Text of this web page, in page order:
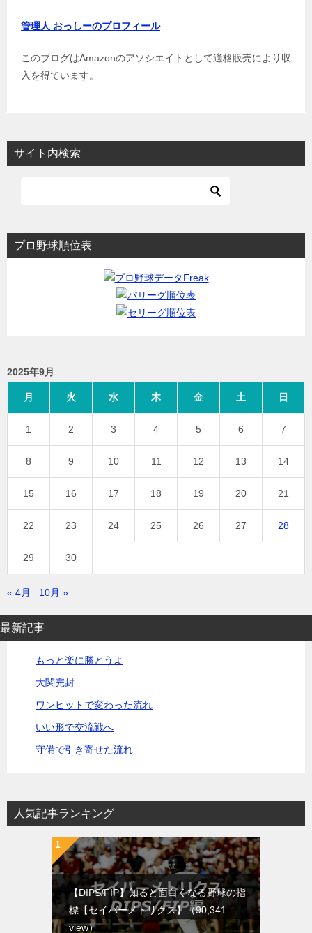
管理人 おっしーのプロフィール
このブログはAmazonのアソシエイトとして適格販売により収
入を得ています。
サイト内検索
プロ野球順位表
2025年9月
月 火 水 木 金 土 日
1 2 3 4 5 6 7
8 9 10 11 12 13 14
15 16 17 18 19 20 21
22 23 24 25 26 27 28
29 30
« 4月 10月 »
最新記事
もっと楽に勝とうよ
大関完封
ワンヒットで変わった流れ
いい形で交流戦へ
守備で引き寄せた流れ
人気記事ランキング
【DIPS/FIP】知ると面白くなる野球の指
標【セイバーメトリクス】（90,341
view）